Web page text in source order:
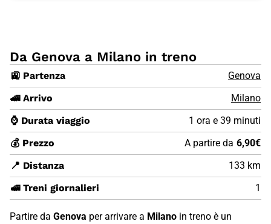
Da Genova a Milano in treno
🚉 Partenza
Genova
🚄 Arrivo
Milano
⌚ Durata viaggio
1 ora e 39 minuti
💰 Prezzo
A partire da 6,90€
📍 Distanza
133 km
🚅 Treni giornalieri
1
Partire da Genova per arrivare a Milano in treno è un